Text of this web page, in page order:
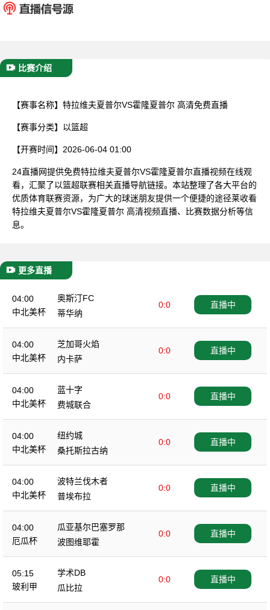
比赛介绍
【赛事名称】 特拉维夫夏普尔VS霍隆夏普尔 高清免费直播
【赛事分类】 以篮超
【开赛时间】 2026-06-04 01:00
24直播网提供免费特拉维夫夏普尔VS霍隆夏普尔直播视频在线观
看，汇聚了以篮超联赛相关直播导航链接。本站整理了各大平台的
优质体育联赛资源，为广大的球迷朋友提供一个便捷的途径莱收看
特拉维夫夏普尔VS霍隆夏普尔 高清视频直播、比赛数据分析等信
息。
更多直播
04:00
中北美杯
奥斯汀FC
0:0
蒂华纳
直播中
04:00
中北美杯
芝加哥火焰
0:0
内卡萨
直播中
04:00
中北美杯
蓝十字
0:0
费城联合
直播中
04:00
中北美杯
纽约城
0:0
桑托斯拉古纳
直播中
04:00
中北美杯
波特兰伐木者
0:0
普埃布拉
直播中
04:00
厄瓜杯
瓜亚基尔巴塞罗那
0:0
波图维耶霍
直播中
05:15
玻利甲
学术DB
0:0
瓜比拉
直播中